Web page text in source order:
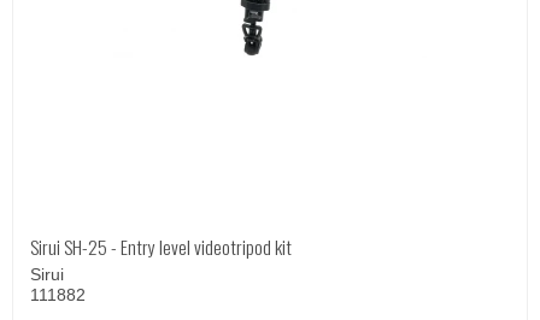
Sirui SH-25 - Entry level videotripod kit
Sirui
111882